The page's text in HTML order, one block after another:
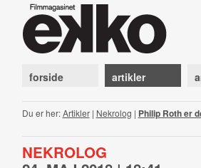
forside artikler
Du er her:Artikler| Nekrolog | Philip Roth er
NEKROLOG